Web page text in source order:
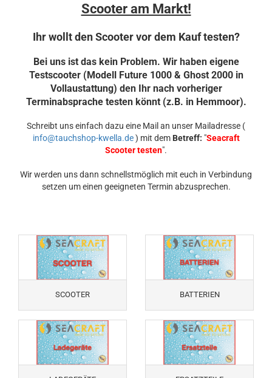
Scooter am Markt!
Ihr wollt den Scooter vor dem Kauf testen?
Bei uns ist das kein Problem. Wir haben eigene
Testscooter (Modell Future 1000 & Ghost 2000 in
Vollaustattung) den Ihr nach vorheriger
Terminabsprache testen könnt (z.B. in Hemmoor).
Schreibt uns einfach dazu eine Mail an unser Mailadresse (
info@tauchshop-kwella.de) mit dem Betreff: "Seacraft
Scooter testen".
Wir werden uns dann schnellstmöglich mit euch in Verbindung
setzen um einen geeigneten Termin abzusprechen.
SCOOTER BATTERIEN